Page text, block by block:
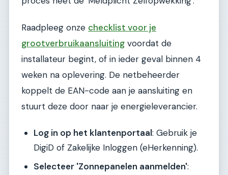
Raadpleeg onze checklist voor je
grootverbruikaansluiting voordat de
installateur begint, of in ieder geval binnen 4
weken na oplevering. De netbeheerder
koppelt de EAN-code aan je aansluiting en
stuurt deze door naar je energieleverancier.
Log in op het klantenportaal: Gebruik je
DigiD of Zakelijke Inloggen (eHerkenning).
Selecteer 'Zonnepanelen aanmelden':